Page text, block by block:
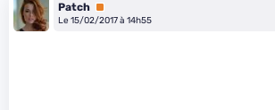
Patch Premium
Le 15/02/2017 à 14h55